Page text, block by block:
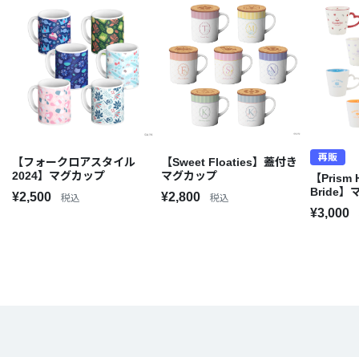
【フォークロアスタイル
2024】マグカップ
¥2,500 税込
【Sweet Floaties】蓋付き
マグカップ
¥2,800 税込
再販
【
Bride】
¥3,000